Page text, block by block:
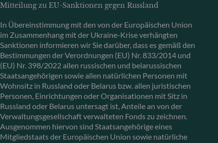
Mitteilung zu EU-Sanktionen gegen Russland
In Übereinstimmung mit den von der Europäischen Union
im Zusammenhang mit der Ukraine-Krise verhängten
Sanktionen informieren wir Sie darüber, dass es gemäß den
Bestimmungen der Verordnungen (EU) Nr. 833/2014 und
(EU) Nr. 398/2022 allen russischen und belarussischen
Staatsangehörigen sowie allen natürlichen Personen mit
Wohnsitz in Russland oder Belarus bzw. allen juristischen
Personen, Einrichtungen oder Organisationen mit Sitz in
Russland oder Belarus untersagt ist, Anteile an von der
Verwaltungsgesellschaft verwalteten Fonds zu zeichnen.
Ausgenommen hiervon sind Staatsangehörige eines
Mitgliedstaats der Europäischen Union sowie natürliche